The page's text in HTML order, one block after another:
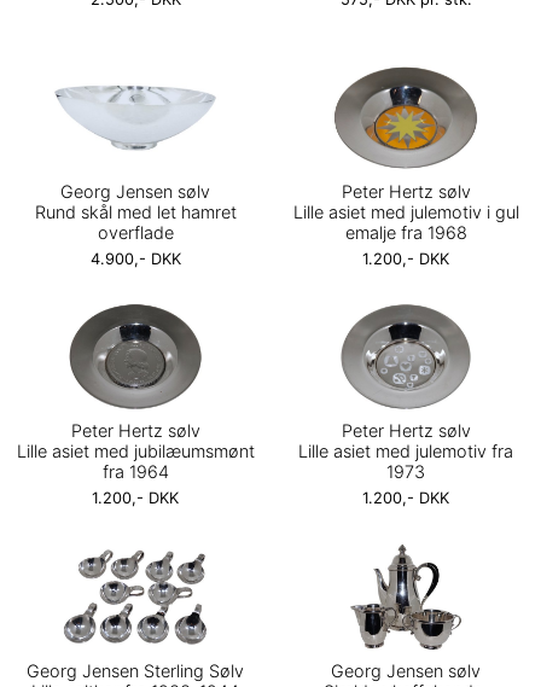
Georg Jensen sølv
Rund skål med let hamret
overflade
4.900,- DKK
Peter Hertz sølv
Lille asiet med julemotiv i gul
emalje fra 1968
1.200,- DKK
Peter Hertz sølv
Lille asiet med jubilæumsmønt
fra 1964
1.200,- DKK
Peter Hertz sølv
Lille asiet med julemotiv fra
1973
1.200,- DKK
Georg Jensen Sterling Sølv
Georg Jensen sølv